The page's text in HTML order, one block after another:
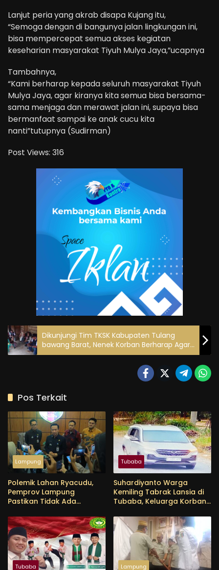
Lanjut peria yang akrab disapa Kujang itu,
“Semoga dengan di bangunya jalan lingkungan ini,
bisa mempercepat semua akses kegiatan
keseharian masyarakat Tiyuh Mulya Jaya,”ucapnya
Tambahnya,
“Kami berharap kepada seluruh masyarakat Tiyuh
Mulya Jaya, agar kiranya kita semua bisa bersama-
sama menjaga dan merawat jalan ini, supaya bisa
bermanfaat sampai ke anak cucu kita
nanti”tutupnya (Sudirman)
Post Views: 316
Dikunjungi Tim TKSK Kabupaten Tulang
bawang Barat, Nenek Korban Berharap Agar
Ada Perhatian Dari Pemerintah Kabupaten
Pos Terkait
Lampung
Polemik Lahan Ryacudu,
Pemprov Lampung
Pastikan Tidak Ada
Tubaba
Suhardiyanto Warga
Kemiling Tabrak Lansia di
Tubaba, Keluarga Korban
Tubaba Lampung